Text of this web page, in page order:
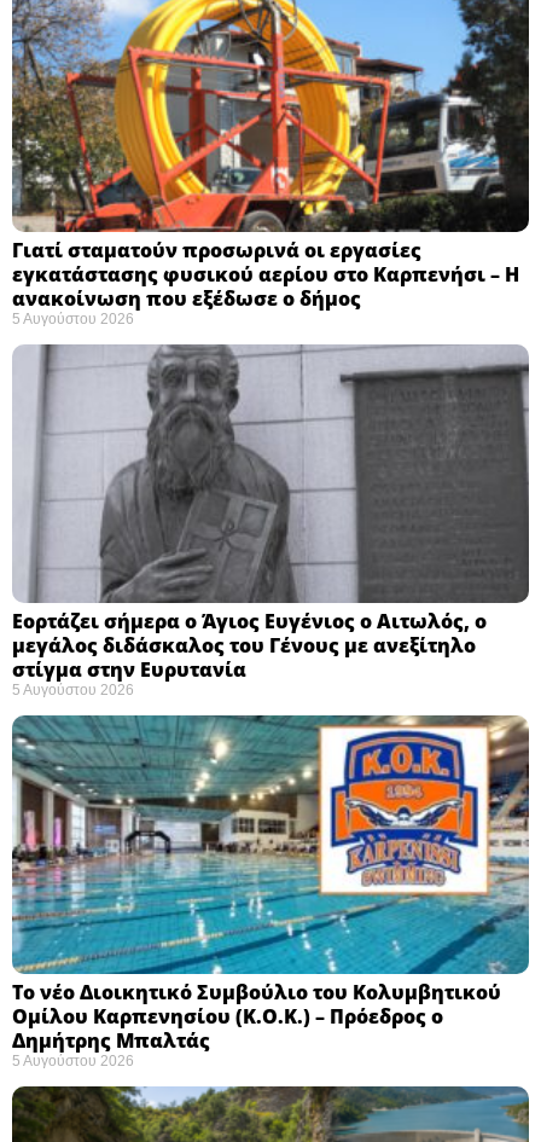
Γιατί σταματούν προσωρινά οι εργασίες
εγκατάστασης φυσικού αερίου στο Καρπενήσι – Η
ανακοίνωση που εξέδωσε ο δήμος
5 Αυγούστου 2026
Εορτάζει σήμερα ο Άγιος Ευγένιος ο Αιτωλός, ο
μεγάλος διδάσκαλος του Γένους με ανεξίτηλο
στίγμα στην Ευρυτανία
5 Αυγούστου 2026
Το νέο Διοικητικό Συμβούλιο του Κολυμβητικού
Ομίλου Καρπενησίου (Κ.Ο.Κ.) – Πρόεδρος ο
Δημήτρης Μπαλτάς
5 Αυγούστου 2026